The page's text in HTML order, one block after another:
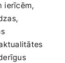
ierīcēm,